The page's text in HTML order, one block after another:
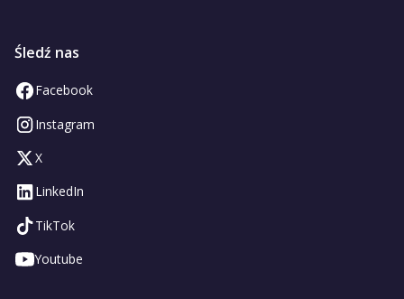
Śledź nas
Facebook
Instagram
X
LinkedIn
TikTok
Youtube